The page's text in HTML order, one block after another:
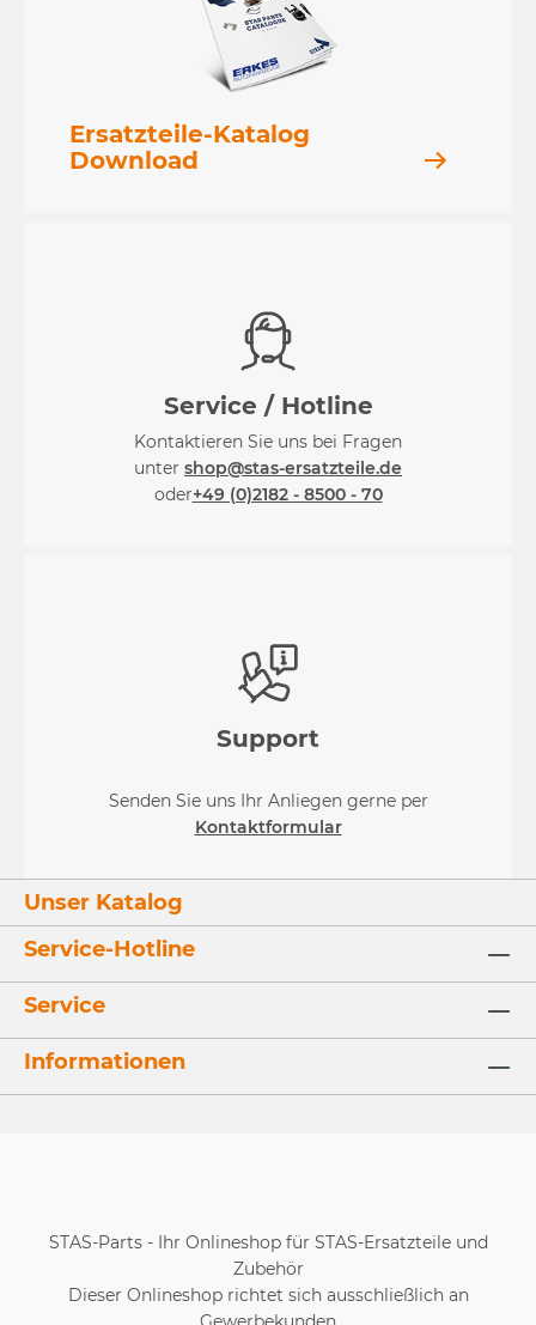
Ersatzteile-Katalog
Download
Service / Hotline
Kontaktieren Sie uns bei Fragen
unter shop@stas-ersatzteile.de
oder+49 (0)2182 - 8500 - 70
Support
Senden Sie uns Ihr Anliegen gerne per
Kontaktformular
Unser Katalog
Service-Hotline
Service
Informationen
STAS-Parts - Ihr Onlineshop für STAS-Ersatzteile und
Zubehör
Dieser Onlineshop richtet sich ausschließlich an